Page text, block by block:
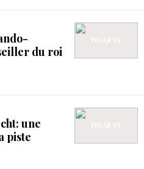
du roi
une
piste